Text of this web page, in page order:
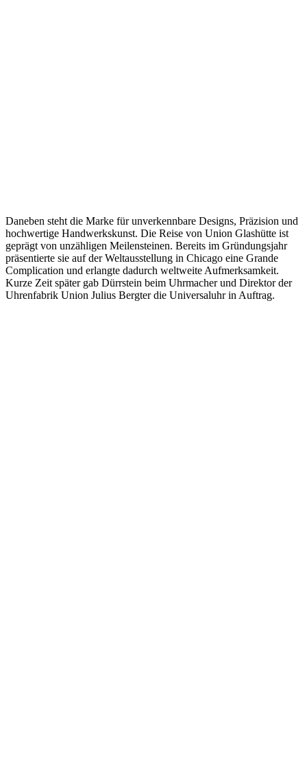
Daneben steht die Marke für unverkennbare Designs, Präzision und
hochwertige Handwerkskunst. Die Reise von Union Glashütte ist
geprägt von unzähligen Meilensteinen. Bereits im Gründungsjahr
präsentierte sie auf der Weltausstellung in Chicago eine Grande
Complication und erlangte dadurch weltweite Aufmerksamkeit.
Kurze Zeit später gab Dürrstein beim Uhrmacher und Direktor der
Uhrenfabrik Union Julius Bergter die Universaluhr in Auftrag.